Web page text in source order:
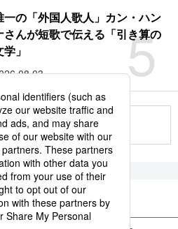
5
一の「外国人歌人」カン・ハン
さんが短歌で伝える「引き算の
」
と見る